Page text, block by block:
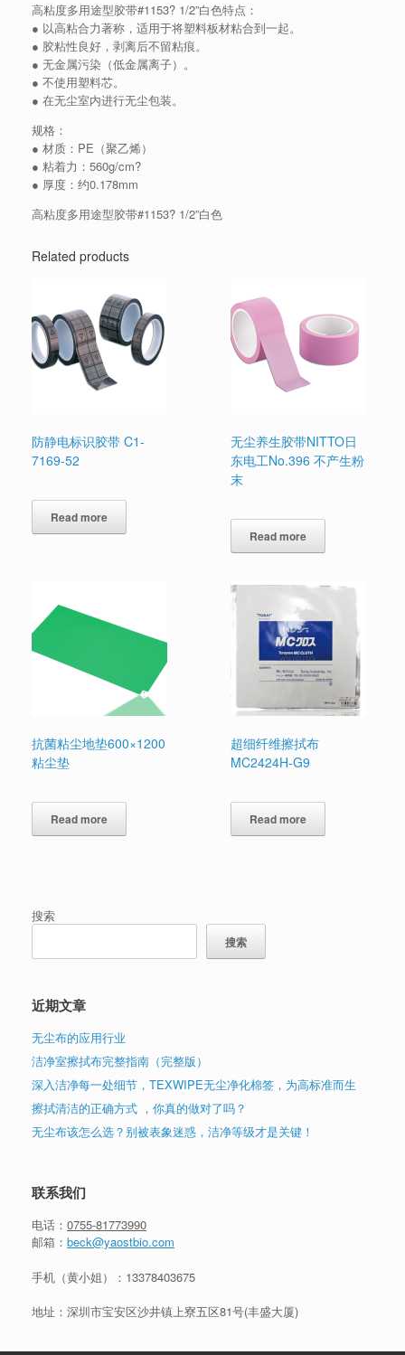
高粘度多用途型胶带#1153? 1/2”白色特点：
● 以高粘合力著称，适用于将塑料板材粘合到一起。
● 胶粘性良好，剥离后不留粘痕。
● 无金属污染（低金属离子）。
● 不使用塑料芯。
● 在无尘室内进行无尘包装。
规格：
● 材质：PE（聚乙烯）
● 粘着力：560g/cm?
● 厚度：约0.178mm
高粘度多用途型胶带#1153? 1/2”白色
Related products
防静电标识胶带 C1-
7169-52
Read more
无尘养生胶带NITTO日
东电工No.396 不产生粉
末
Read more
抗菌粘尘地垫600×1200
粘尘垫
Read more
超细纤维擦拭布
MC2424H-G9
Read more
搜索
搜索
近期文章
无尘布的应用行业
洁净室擦拭布完整指南（完整版）
深入洁净每一处细节，TEXWIPE无尘净化棉签，为高标准而生
擦拭清洁的正确方式 ，你真的做对了吗？
无尘布该怎么选？别被表象迷惑，洁净等级才是关键！
联系我们
电话： 0755-81773990
邮箱： beck@yaostbio.com
手机（黄小姐）： 13378403675
地址：深圳市宝安区沙井镇上寮五区81号(丰盛大厦)